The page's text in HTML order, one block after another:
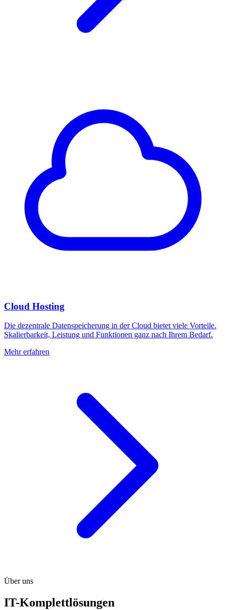
Cloud Hosting
Die dezentrale Datenspeicherung in der Cloud bietet viele Vorteile.
Skalierbarkeit, Leistung und Funktionen ganz nach Ihrem Bedarf.
Mehr erfahren
Über uns
IT-Komplettlösungen